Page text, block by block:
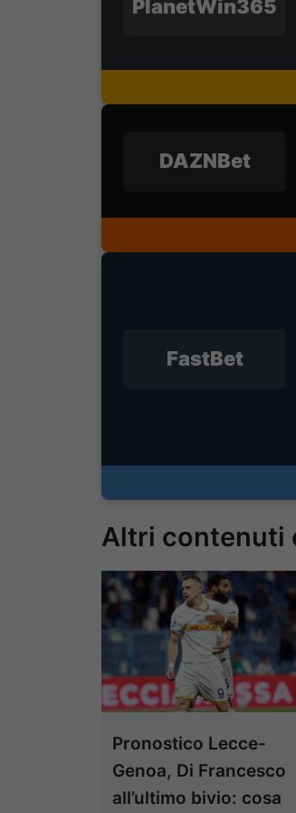
PlanetWin365
DAZNBet
FastBet
Altri contenuti
Pronostico Lecce-
Genoa, Di Francesco
all’ultimo bivio: cosa